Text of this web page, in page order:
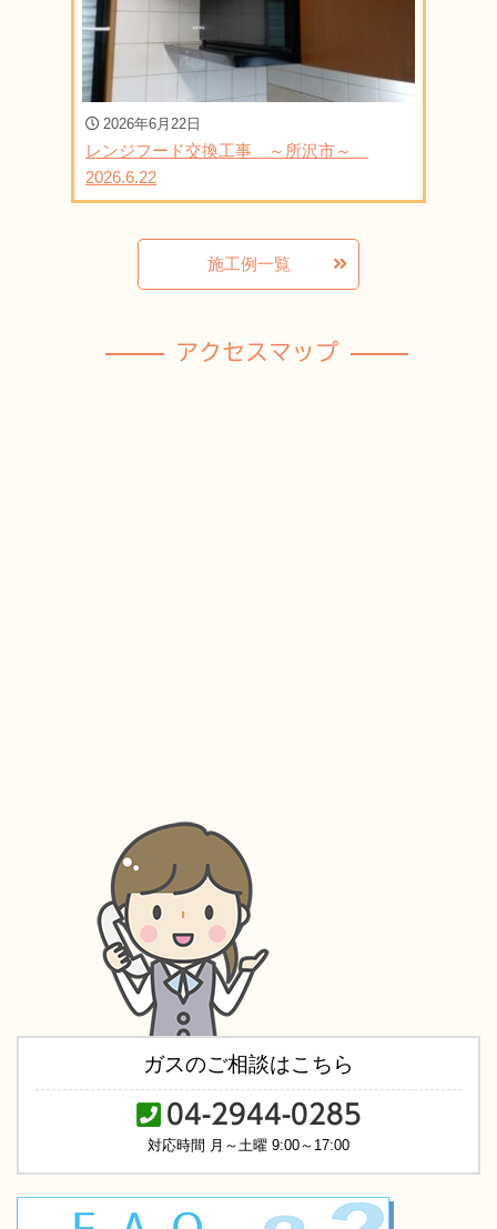
2026年6月22日
レンジフード交換工事 ～所沢市～
2026.6.22
施工例一覧
アクセスマップ
ガスのご相談はこちら
04-2944-0285
対応時間 月～土曜 9:00～17:00